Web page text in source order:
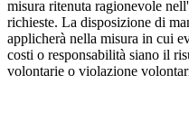
misura ritenuta ragionevole
richieste. La disposizione di
applicherà nella misura in cui
costi o responsabilità siano il
volontarie o violazione